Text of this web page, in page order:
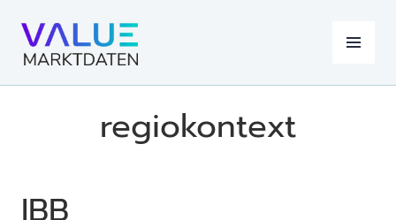
content
MENU
regiokontext
IBB